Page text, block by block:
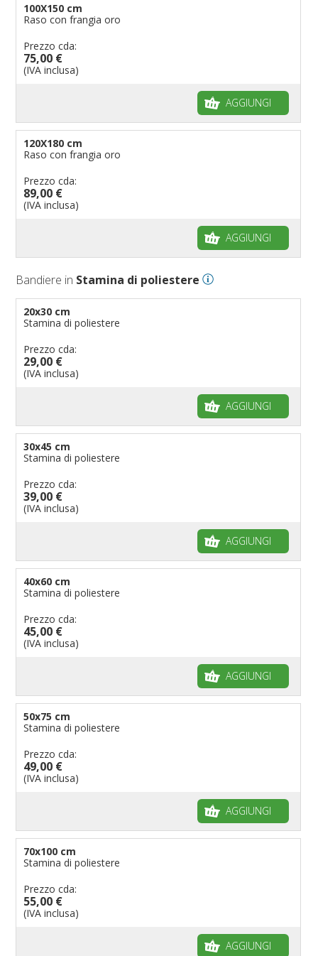
100X150 cm
Raso con frangia oro
Prezzo cda:
75,00 €
(IVA inclusa)
AGGIUNGI
120X180 cm
Raso con frangia oro
Prezzo cda:
89,00 €
(IVA inclusa)
AGGIUNGI
Bandiere in Stamina di poliestere
20x30 cm
Stamina di poliestere
Prezzo cda:
29,00 €
(IVA inclusa)
AGGIUNGI
30x45 cm
Stamina di poliestere
Prezzo cda:
39,00 €
(IVA inclusa)
AGGIUNGI
40x60 cm
Stamina di poliestere
Prezzo cda:
45,00 €
(IVA inclusa)
AGGIUNGI
50x75 cm
Stamina di poliestere
Prezzo cda:
49,00 €
(IVA inclusa)
AGGIUNGI
70x100 cm
Stamina di poliestere
Prezzo cda:
55,00 €
(IVA inclusa)
AGGIUNGI